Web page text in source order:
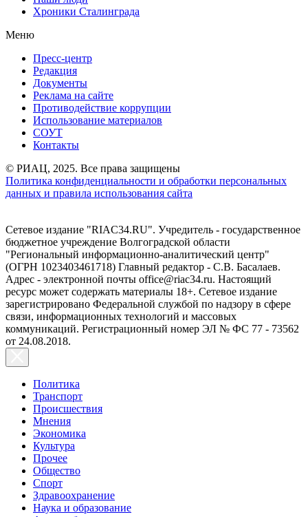
Хроники Сталинграда
Меню
Пресс-центр
Редакция
Документы
Реклама на сайте
Противодействие коррупции
Использование материалов
СОУТ
Контакты
© РИАЦ, 2025. Все права защищены
Политика конфиденциальности и обработки персональных
данных и правила использования сайта
Сетевое издание "RIAC34.RU". Учредитель - государственное
бюджетное учреждение Волгоградской области
"Региональный информационно-аналитический центр"
(ОГРН 1023403461718) Главный редактор - С.В. Басалаев.
Адрес - электронной почты office@riac34.ru. Настоящий
ресурс может содержать материалы 18+. Сетевое издание
зарегистрировано Федеральной службой по надзору в сфере
связи, информационных технологий и массовых
коммуникаций. Регистрационный номер ЭЛ № ФС 77 - 73562
от 24.08.2018.
Политика
Транспорт
Происшествия
Мнения
Экономика
Культура
Прочее
Общество
Спорт
Здравоохранение
Наука и образование